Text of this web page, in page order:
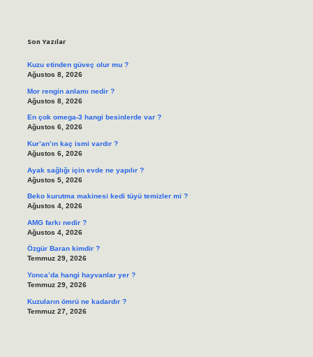
Son Yazılar
Kuzu etinden güveç olur mu ?
Ağustos 8, 2026
Mor rengin anlamı nedir ?
Ağustos 8, 2026
En çok omega-3 hangi besinlerde var ?
Ağustos 6, 2026
Kur’an’ın kaç ismi vardır ?
Ağustos 6, 2026
Ayak sağlığı için evde ne yapılır ?
Ağustos 5, 2026
Beko kurutma makinesi kedi tüyü temizler mi ?
Ağustos 4, 2026
AMG farkı nedir ?
Ağustos 4, 2026
Özgür Baran kimdir ?
Temmuz 29, 2026
Yonca’da hangi hayvanlar yer ?
Temmuz 29, 2026
Kuzuların ömrü ne kadardır ?
Temmuz 27, 2026